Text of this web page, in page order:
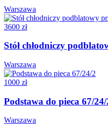
Warszawa
3600 zł
Stół chłodniczy
Warszawa
1000 zł
Podstawa do pieca 67/24/
Warszawa